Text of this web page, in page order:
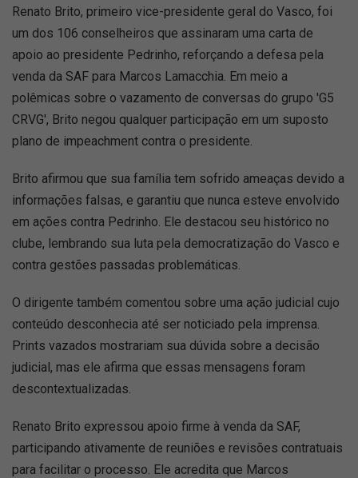
Renato Brito, primeiro vice-presidente geral do Vasco, foi
um dos 106 conselheiros que assinaram uma carta de
apoio ao presidente Pedrinho, reforçando a defesa pela
venda da SAF para Marcos Lamacchia. Em meio a
polêmicas sobre o vazamento de conversas do grupo 'G5
CRVG', Brito negou qualquer participação em um suposto
plano de impeachment contra o presidente.
Brito afirmou que sua família tem sofrido ameaças devido a
informações falsas, e garantiu que nunca esteve envolvido
em ações contra Pedrinho. Ele destacou seu histórico no
clube, lembrando sua luta pela democratização do Vasco e
contra gestões passadas problemáticas.
O dirigente também comentou sobre uma ação judicial cujo
conteúdo desconhecia até ser noticiado pela imprensa.
Prints vazados mostrariam sua dúvida sobre a decisão
judicial, mas ele afirma que essas mensagens foram
descontextualizadas.
Renato Brito expressou apoio firme à venda da SAF,
participando ativamente de reuniões e revisões contratuais
para facilitar o processo. Ele acredita que Marcos